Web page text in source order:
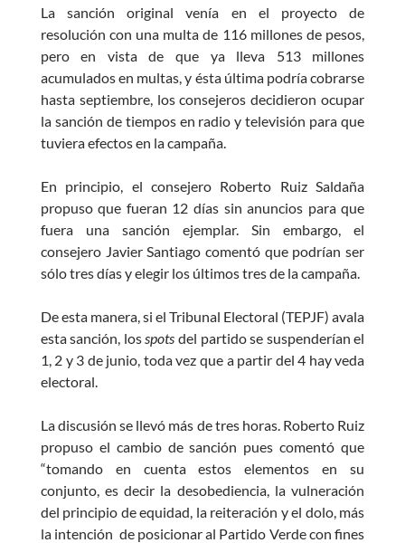
La sanción original venía en el proyecto de
resolución con una multa de 116 millones de pesos,
pero en vista de que ya lleva 513 millones
acumulados en multas, y ésta última podría cobrarse
hasta septiembre, los consejeros decidieron ocupar
la sanción de tiempos en radio y televisión para que
tuviera efectos en la campaña.
En principio, el consejero Roberto Ruiz Saldaña
propuso que fueran 12 días sin anuncios para que
fuera una sanción ejemplar. Sin embargo, el
consejero Javier Santiago comentó que podrían ser
sólo tres días y elegir los últimos tres de la campaña.
De esta manera, si el Tribunal Electoral (TEPJF) avala
esta sanción, los spots del partido se suspenderían el
1, 2 y 3 de junio, toda vez que a partir del 4 hay veda
electoral.
La discusión se llevó más de tres horas. Roberto Ruiz
propuso el cambio de sanción pues comentó que
“tomando en cuenta estos elementos en su
conjunto, es decir la desobediencia, la vulneración
del principio de equidad, la reiteración y el dolo, más
la intención de posicionar al Partido Verde con fines